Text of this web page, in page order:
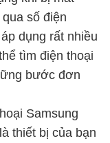
số điện
dụng rất nhiều
tìm điện thoại
bước đơn
Samsung
thiết bị của bạn